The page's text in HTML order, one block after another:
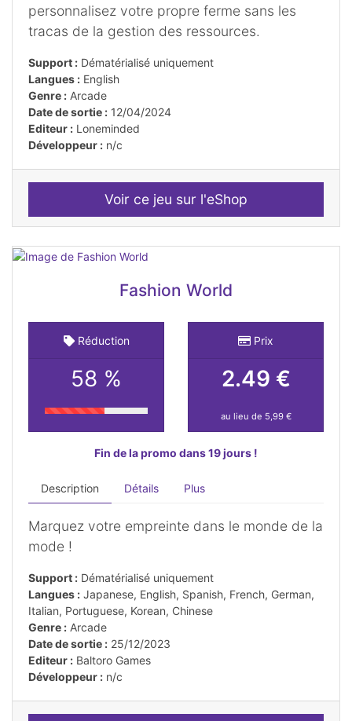
personnalisez votre propre ferme sans les
tracas de la gestion des ressources.
Support : Dématérialisé uniquement
Langues : English
Genre : Arcade
Date de sortie : 12/04/2024
Editeur : Loneminded
Développeur : n/c
Voir ce jeu sur l'eShop
Fashion World
Réduction
58 %
Prix
2.49 €
au lieu de 5,99 €
Fin de la promo dans 19 jours !
Description Détails Plus
Marquez votre empreinte dans le monde de la
mode !
Support : Dématérialisé uniquement
Langues : Japanese, English, Spanish, French, German,
Italian, Portuguese, Korean, Chinese
Genre : Arcade
Date de sortie : 25/12/2023
Editeur : Baltoro Games
Développeur : n/c